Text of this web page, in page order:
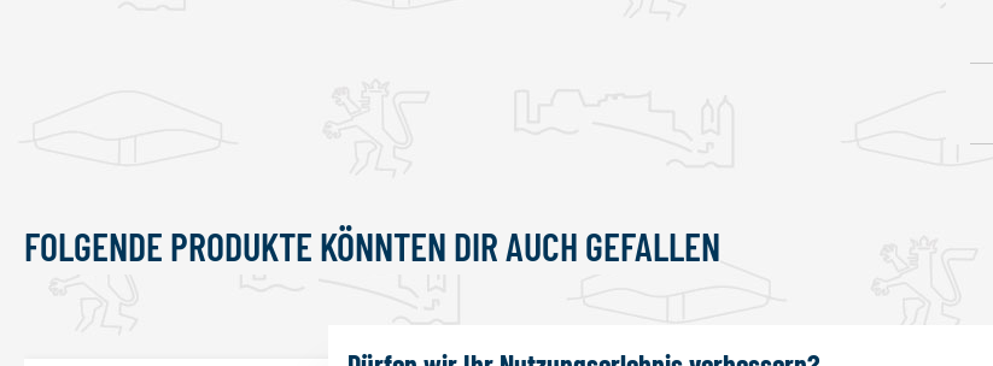
FOLGENDE PRODUKTE KÖNNTEN DIR AUCH GEFALLEN